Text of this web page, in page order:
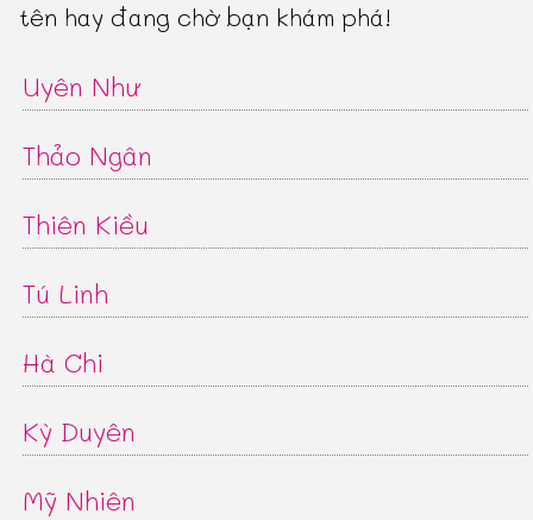
tên hay đang chờ bạn khám phá!
Uyên Như
Thảo Ngân
Thiên Kiều
Tú Linh
Hà Chi
Kỳ Duyên
Mỹ Nhiên